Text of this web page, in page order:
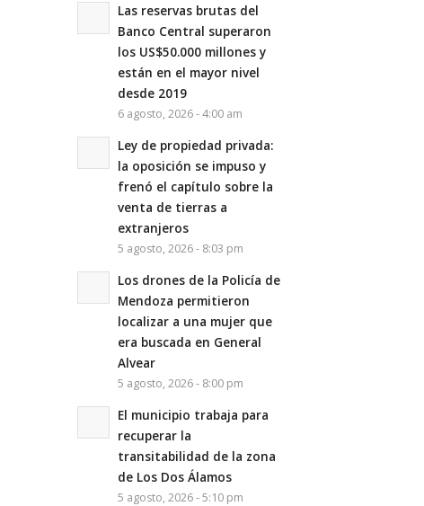
Las reservas brutas del
Banco Central superaron
los US$50.000 millones y
están en el mayor nivel
desde 2019
6 agosto, 2026 - 4:00 am
Ley de propiedad privada:
la oposición se impuso y
frenó el capítulo sobre la
venta de tierras a
extranjeros
5 agosto, 2026 - 8:03 pm
Los drones de la Policía de
Mendoza permitieron
localizar a una mujer que
era buscada en General
Alvear
5 agosto, 2026 - 8:00 pm
El municipio trabaja para
recuperar la
transitabilidad de la zona
de Los Dos Álamos
5 agosto, 2026 - 5:10 pm